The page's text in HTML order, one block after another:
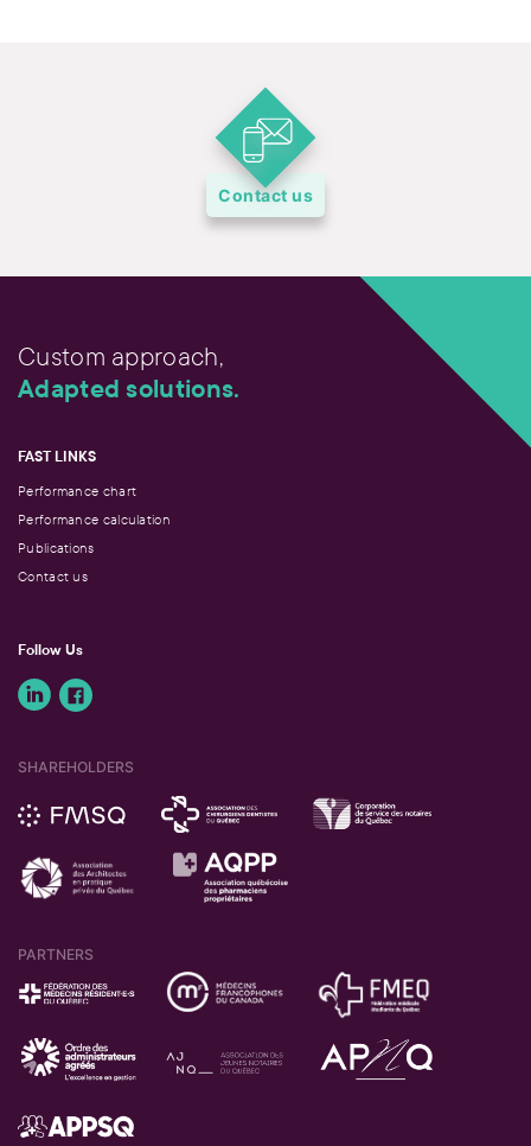
Contact us
Custom approach,
Adapted solutions.
FAST LINKS
Performance chart
Performance calculation
Publications
Contact us
Follow Us
SHAREHOLDERS
PARTNERS